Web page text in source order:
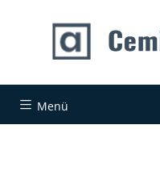
Menü